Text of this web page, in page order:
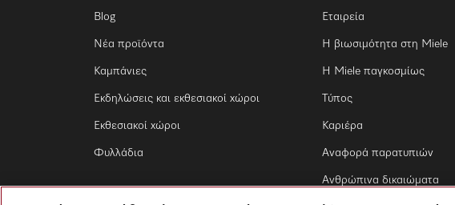
Blog
Νέα προϊόντα
Καμπάνιες
Εκδηλώσεις και εκθεσιακοί χώροι
Εκθεσιακοί χώροι
Φυλλάδια
Εταιρεία
Η βιωσιμότητα στη Miele
Η Miele παγκοσμίως
Τύπος
Καριέρα
Αναφορά παρατυπιών
Ανθρώπινα δικαιώματα